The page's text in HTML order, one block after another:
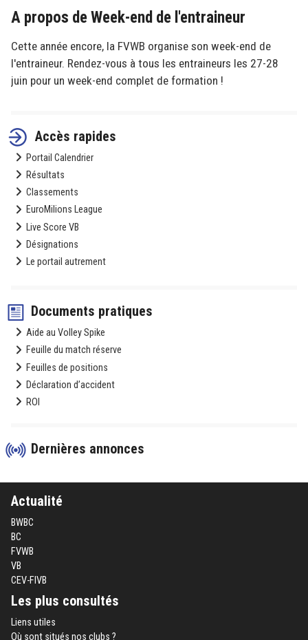
A propos de Week-end de l'entraineur
Cette année encore, la FVWB organise son week-end de
l'entraineur. Rendez-vous à tous les entraineurs les 27-28
juin pour un week-end complet de formation !
Accès rapides
Portail Calendrier
Résultats
Classements
EuroMilions League
Live Score VB
Désignations
Le portail autrement
Documents pratiques
Aide au Volley Spike
Feuille du match réserve
Feuilles de positions
Déclaration d’accident
ROI
Dernières annonces
Actualité
BWBC
BC
FVWB
VB
CEV-FIVB
Les plus consultés
Liens utiles
Où sont situés nos clubs ?